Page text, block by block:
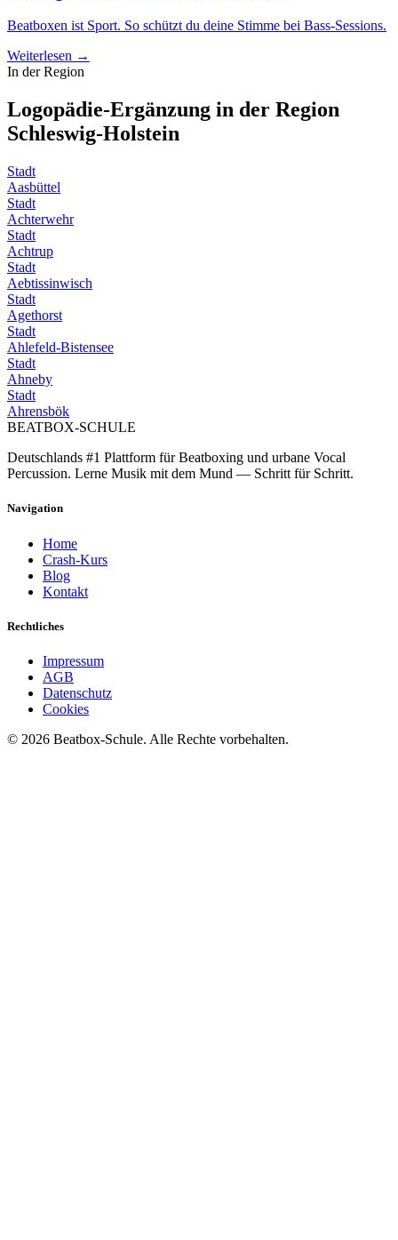
Beatboxen ist Sport. So schützt du deine Stimme bei Bass-Sessions.
Weiterlesen →
In der Region
Logopädie-Ergänzung in der Region
Schleswig-Holstein
Stadt
Aasbüttel
Stadt
Achterwehr
Stadt
Achtrup
Stadt
Aebtissinwisch
Stadt
Agethorst
Stadt
Ahlefeld-Bistensee
Stadt
Ahneby
Stadt
Ahrensbök
BEATBOX-SCHULE
Deutschlands #1 Plattform für Beatboxing und urbane Vocal
Percussion. Lerne Musik mit dem Mund — Schritt für Schritt.
Navigation
Home
Crash-Kurs
Blog
Kontakt
Rechtliches
Impressum
AGB
Datenschutz
Cookies
© 2026 Beatbox-Schule. Alle Rechte vorbehalten.